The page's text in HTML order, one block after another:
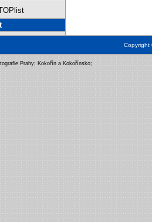
Prahy; Kokořín a Kokořínsko;